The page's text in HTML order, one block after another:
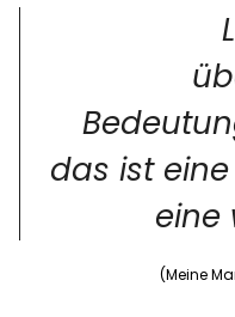
das ist
eine
(Meine